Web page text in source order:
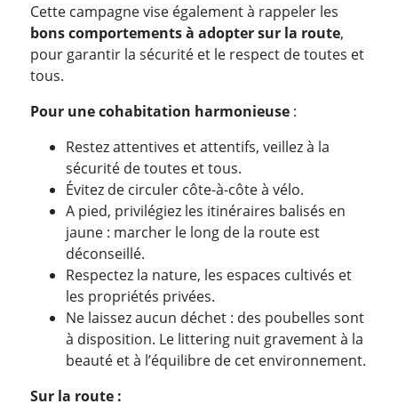
Cette campagne vise également à rappeler les
bons comportements à adopter sur la route,
pour garantir la sécurité et le respect de toutes et
tous.
Pour une cohabitation harmonieuse :
Restez attentives et attentifs, veillez à la
sécurité de toutes et tous.
Évitez de circuler côte-à-côte à vélo.
A pied, privilégiez les itinéraires balisés en
jaune : marcher le long de la route est
déconseillé.
Respectez la nature, les espaces cultivés et
les propriétés privées.
Ne laissez aucun déchet : des poubelles sont
à disposition. Le littering nuit gravement à la
beauté et à l’équilibre de cet environnement.
Sur la route :